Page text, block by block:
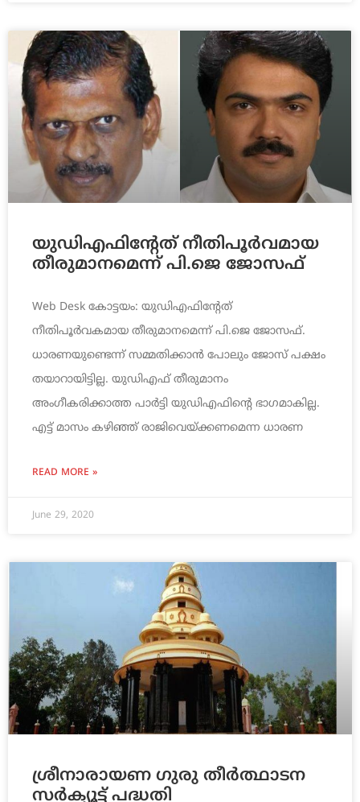
യുഡിഎഫിന്റേത് നീതിപൂര്‍വമായ
തീരുമാനമെന്ന് പി.ജെ ജോസഫ്
Web Desk കോട്ടയം: യുഡിഎഫിന്റേത്
നീതിപൂര്‍വകമായ തീരുമാനമെന്ന് പി.ജെ ജോസഫ്.
ധാരണയുണ്ടെന്ന് സമ്മതിക്കാന്‍ പോലും ജോസ് പക്ഷം
തയാറായിട്ടില്ല. യുഡിഎഫ് തീരുമാനം
അംഗീകരിക്കാത്ത പാര്‍ട്ടി യുഡിഎഫിന്റെ ഭാഗമാകില്ല.
എട്ട് മാസം കഴിഞ്ഞ് രാജിവെയ്ക്കണമെന്ന ധാരണ
READ MORE »
June 29, 2020
ശ്രീനാരായണ ഗുരു തീര്‍ത്ഥാടന
സര്‍ക്യൂട്ട് പദ്ധതി